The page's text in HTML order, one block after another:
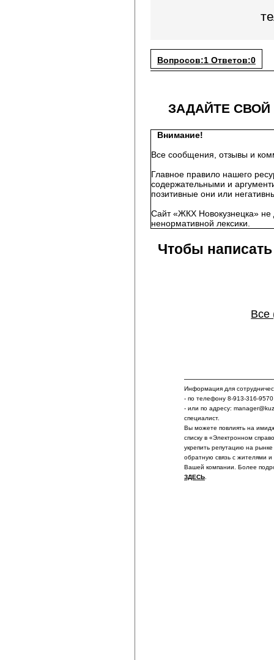
Вопросов:1 Ответов:0
ЗАДАЙТЕ
Внимание!
Все сообщения, отзывы и
Главное правило нашего
содержательными и
позитивные они или
Сайт «ЖКХ Новокузнецка» не
ненормативной лексики.
Чтобы
Все
Информация для
- по телефону 8-913-316-9570
- или по адресу:
специалист.
Вы можете повлиять на
списку в «Электронном
укрепить репутацию на
обратную связь с жителями и
Вашей компании. Более
ЗДЕСЬ